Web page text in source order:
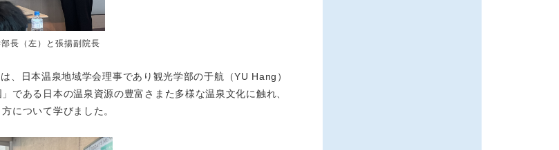
長（左）と張揚副院長
日本温泉地域学会理事であり観光学部の于航（YU Hang）
である日本の温泉資源の豊富さまた多様な温泉文化に触れ、
について学びました。